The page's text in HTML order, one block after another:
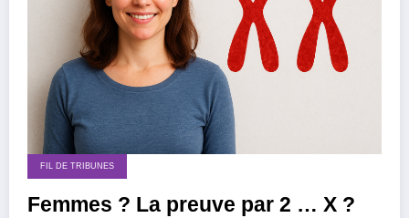
FIL DE TRIBUNES
Femmes ? La preuve par 2 … X ?